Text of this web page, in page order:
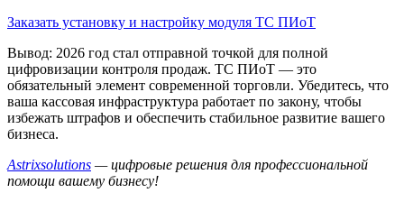
Заказать установку и настройку модуля ТС ПИоТ
Вывод: 2026 год стал отправной точкой для полной
цифровизации контроля продаж. ТС ПИоТ — это
обязательный элемент современной торговли. Убедитесь, что
ваша кассовая инфраструктура работает по закону, чтобы
избежать штрафов и обеспечить стабильное развитие вашего
бизнеса.
Astrixsolutions — цифровые решения для профессиональной
помощи вашему бизнесу!